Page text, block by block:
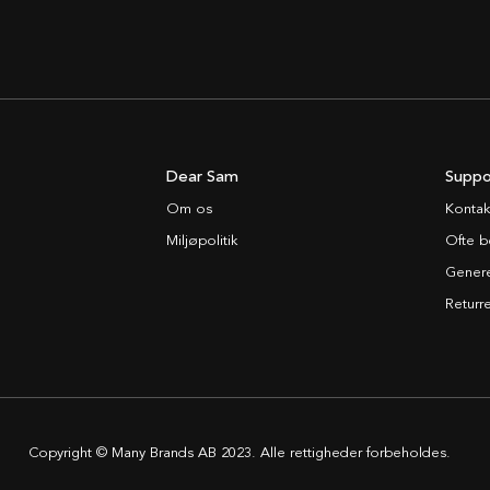
Dear Sam
Om os
Miljøpolitik
Ofte
Copyright © Many Brands AB 2023. Alle rettigheder forbeholdes.